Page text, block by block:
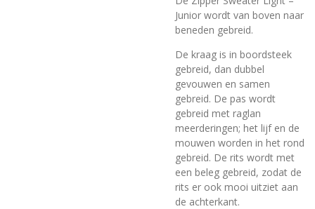
Junior wordt van boven naar
beneden gebreid.
De kraag is in boordsteek
gebreid, dan dubbel
gevouwen en samen
gebreid. De pas wordt
gebreid met raglan
meerderingen; het lijf en de
mouwen worden in het rond
gebreid. De rits wordt met
een beleg gebreid, zodat de
rits er ook mooi uitziet aan
de achterkant.